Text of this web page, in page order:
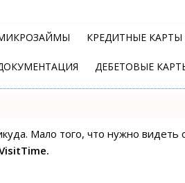
КРЕДИТНЫЕ КАРТЫ
ДЕБЕТОВЫЕ
Мало того, что нужно